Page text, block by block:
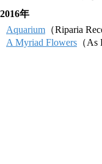
2016年
Aquarium （Riparia
A Myriad Flowers （As